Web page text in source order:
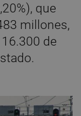
que
millones,
de